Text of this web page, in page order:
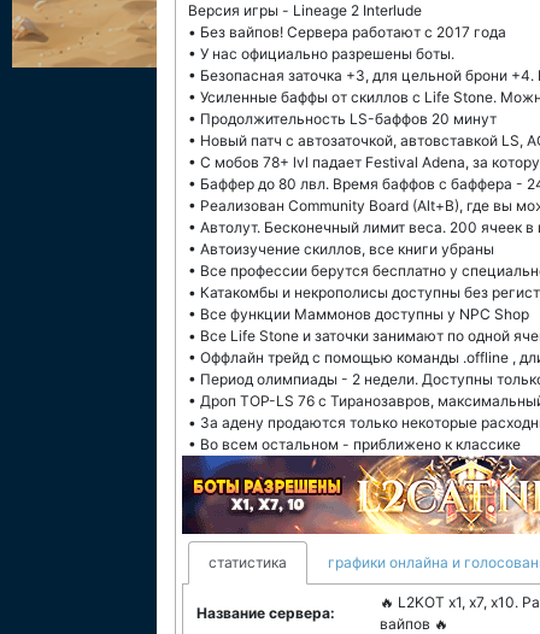
Версия игры - Lineage 2 Interlude
• Без вайпов! Сервера работают с 2017 года
• У нас официально разрешены боты.
• Безопасная заточка +3, для цельной брони +4.
• Усиленные баффы от скиллов с Life Stone.
• Продолжительность LS-баффов 20 минут
• Новый патч с автозаточкой, автовставкой LS,
• С мобов 78+ lvl падает Festival Adena, за
• Баффер до 80 лвл. Время баффов с баффера -
• Реализован Community Board (Alt+B), где вы
• Автолут. Бесконечный лимит веса. 200 ячеек в
• Автоизучение скиллов, все книги убраны
• Все профессии берутся бесплатно у
• Катакомбы и некрополисы доступны без
• Все функции Маммонов доступны у NPC Shop
• Все Life Stone и заточки занимают по одной
• Оффлайн трейд с помощью команды .offline ,
• Период олимпиады - 2 недели. Доступны
• Дроп TOP-LS 76 с Тиранозавров,
• За адену продаются только некоторые
• Во всем остальном - приближено к классике
статистика графики онлайна и
Название сервера:
🔥 L2KOT x1, x7, x10.
вайпов 🔥